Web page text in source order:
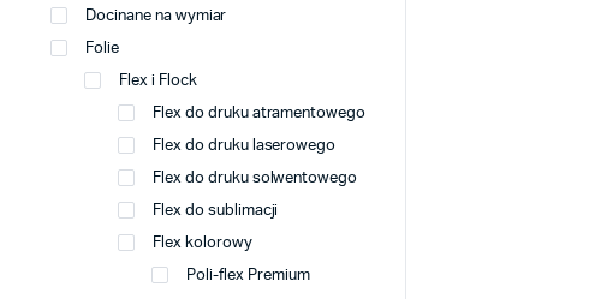
Docinane na wymiar
Folie
Flex i Flock
Flex do druku atramentowego
Flex do druku laserowego
Flex do druku solwentowego
Flex do sublimacji
Flex kolorowy
Poli-flex Premium